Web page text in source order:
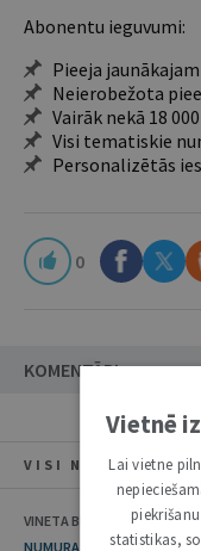
Abonentu ieguvumi:
Pieeja
Neierobežota
Vairāk nekā 18
Visi tematiskie
Personalizētās
0
KOMENTĀRI
VISI NUMURA
VINETA BEI, ILONA ČEIČA
NUMURA TĒMA
Vietnē
Lai vietne
statistikas,